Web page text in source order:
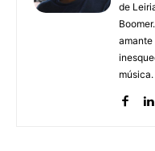
de
amante
música.